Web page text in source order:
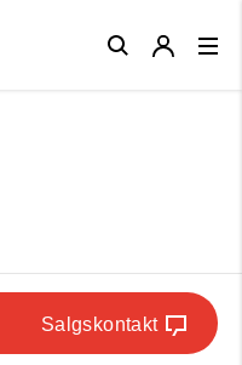
Salgskontakt
Close